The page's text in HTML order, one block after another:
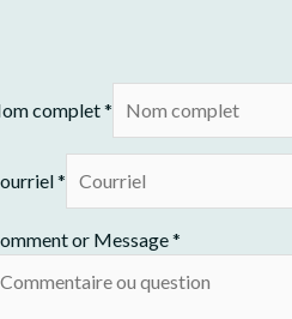
complet*
*
or Message*